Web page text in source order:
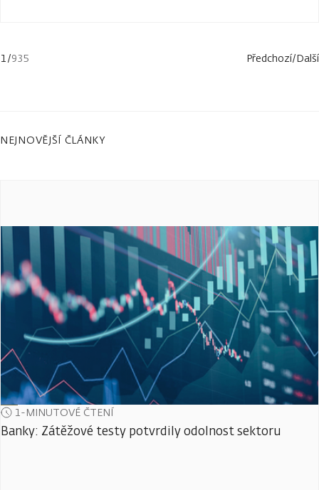
1/935 Předchozí/Další
NEJNOVĚJŠÍ ČLÁNKY
1-MINUTOVÉ ČTENÍ
Banky: Zátěžové testy potvrdily odolnost sektoru